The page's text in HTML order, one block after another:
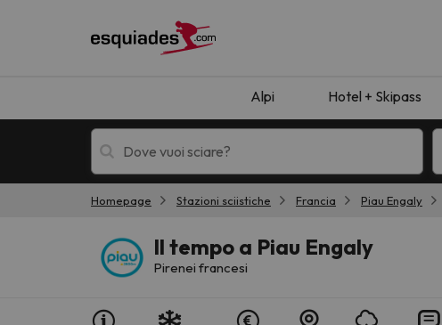
Alpi Hotel + Skipass
Homepage Stazioni sciistiche Francia Piau Engaly
Il tempo a Piau Engaly
Pirenei francesi